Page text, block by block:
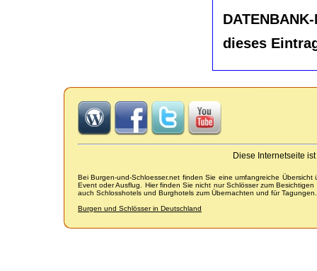
dieses
Diese Internetseite
Bei Burgen-und-Schloesser.net finden Sie eine umfangreiche
Event oder Ausflug. Hier finden Sie nicht nur Schlösser zum
auch Schlosshotels und Burghotels zum Übernachten und für Tagungen.
Burgen und Schlösser in Deutschland